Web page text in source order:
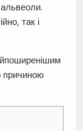
так і
причиною